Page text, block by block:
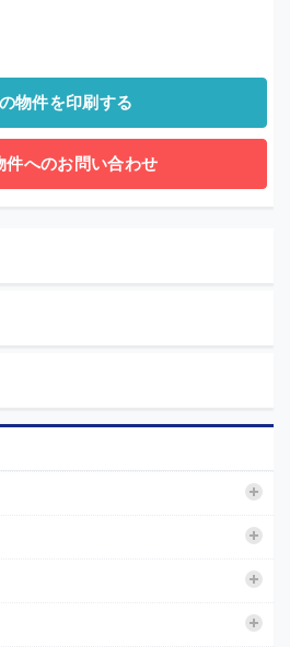
物件を印刷する
件へのお問い合わせ